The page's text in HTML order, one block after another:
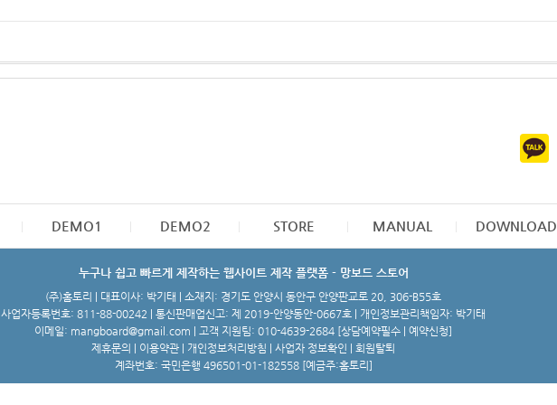
DEMO1 DEMO2 STORE MANUAL DOWNLOAD
누구나 쉽고 빠르게 제작하는 웹사이트 제작 플랫폼 - 망보드 스토어
(주)홈토리 | 대표이사: 박기태 | 소재지: 경기도 안양시 동안구 안양판교로 20, 306-B55호
사업자등록번호: 811-88-00242 | 통신판매업신고: 제 2019-안양동안-0667호 | 개인정보관리책임자: 박기태
이메일: mangboard@gmail.com | 고객 지원팀: 010-4639-2684 [상담예약필수 | 예약신청]
제휴문의
이용약관 개인정보처리방침 사업자 정보확인
회원탈퇴
계좌번호: 국민은행 496501-01-182558 [예금주:홈토리]